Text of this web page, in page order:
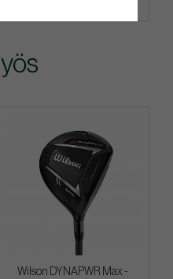
Wilson DYNAPWR Max -